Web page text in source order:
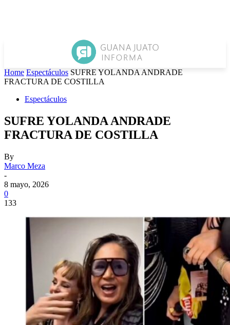
Home Espectáculos SUFRE YOLANDA ANDRADE
FRACTURA DE COSTILLA
Espectáculos
SUFRE YOLANDA ANDRADE
FRACTURA DE COSTILLA
By
Marco Meza
-
8 mayo, 2026
0
133